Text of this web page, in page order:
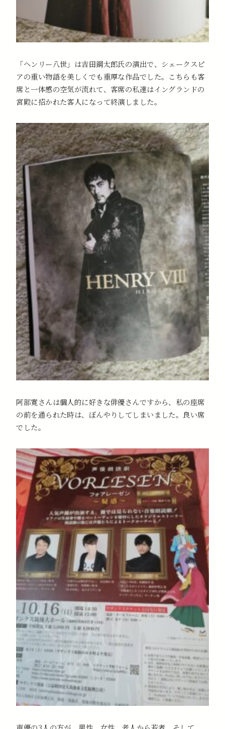
「ヘンリー八世」は吉田鋼太郎氏の演出で、シェークスピ
アの重い物語を美しくでも重厚な作品でした。こちらも客
席と一体感の空気が流れて、客席の私達はイングランドの
宮殿に招かれた客人になって終演しました。
阿部寛さんは個人的に好きな俳優さんですから、私の座席
の前を通られた時は、ぼんやりしてしまいました。良い席
でした。